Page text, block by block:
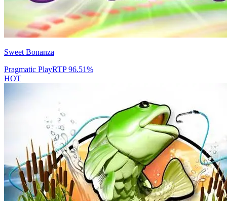
Sweet Bonanza
Pragmatic PlayRTP96.51%
HOT